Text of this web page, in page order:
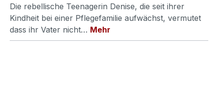
Die rebellische Teenagerin Denise, die seit ihrer
Kindheit bei einer Pflegefamilie aufwächst, vermutet
dass ihr Vater nicht… Mehr